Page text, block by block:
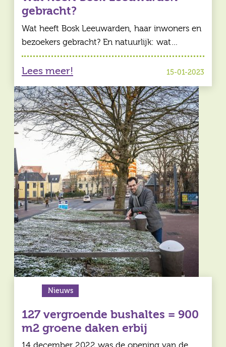
gebracht?
Wat heeft Bosk Leeuwarden, haar inwoners en
bezoekers gebracht? En natuurlijk: wat…
Lees meer! 15-01-2023
Nieuws
127 vergroende bushaltes = 900
m2 groene daken erbij